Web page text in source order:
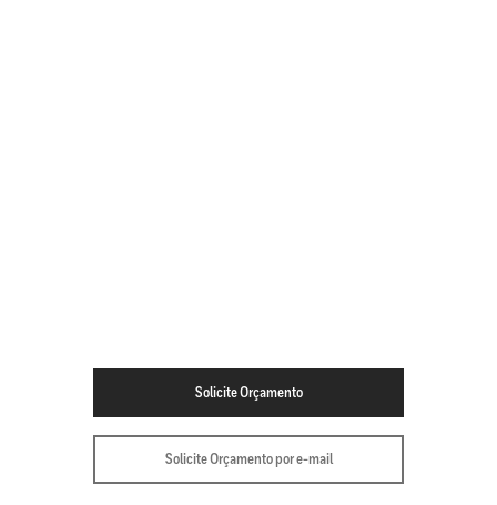
Solicite Orçamento
Solicite Orçamento por e-mail